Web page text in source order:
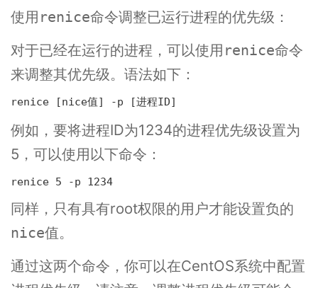
使用 renice命令调整已运行进程的优先级：
对于已经在运行的进程，可以使用 renice命令
来调整其优先级。语法如下：
renice [nice值] -p [进程ID]
例如，要将进程ID为1234的进程优先级设置为
5，可以使用以下命令：
renice 5 -p 1234
同样，只有具有root权限的用户才能设置负的
nice值。
通过这两个命令，你可以在CentOS系统中配置